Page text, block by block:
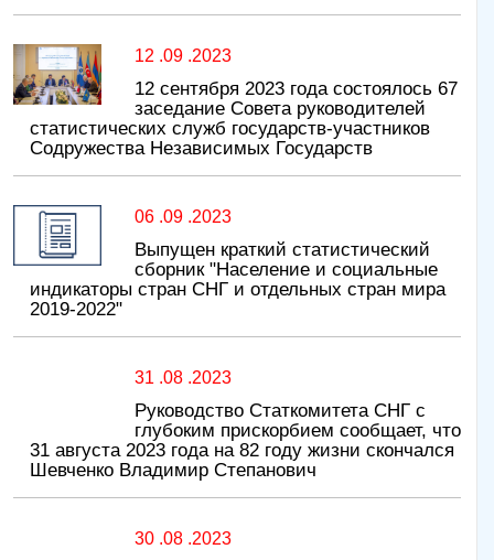
12 .09 .2023
12 сентября 2023 года состоялось 67
заседание Совета руководителей
статистических служб государств-участников
Содружества Независимых Государств
06 .09 .2023
Выпущен краткий статистический
сборник "Население и социальные
индикаторы стран СНГ и отдельных стран мира
2019-2022"
31 .08 .2023
Руководство Статкомитета СНГ с
глубоким прискорбием сообщает, что
31 августа 2023 года на 82 году жизни скончался
Шевченко Владимир Степанович
30 .08 .2023